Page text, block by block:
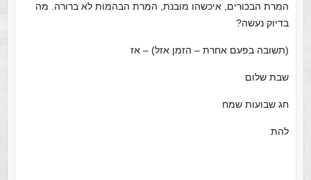
המרת הבכורים, איכשהו מובנת, המרת הבהמות לא ברורה. מה
בדיוק נעשה?
(תשובה בפעם אחרת – הזמן אזל) – אז
שבת שלום
חג שבועות שמח
להת